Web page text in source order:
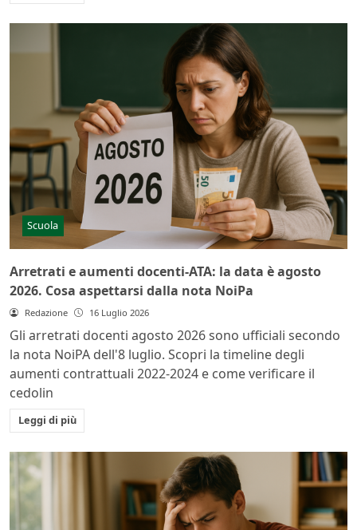
Scuola
Arretrati e aumenti docenti-ATA: la data è agosto
2026. Cosa aspettarsi dalla nota NoiPa
Redazione 16 Luglio 2026
Gli arretrati docenti agosto 2026 sono ufficiali secondo
la nota NoiPA dell'8 luglio. Scopri la timeline degli
aumenti contrattuali 2022-2024 e come verificare il
cedolin
Leggi di più